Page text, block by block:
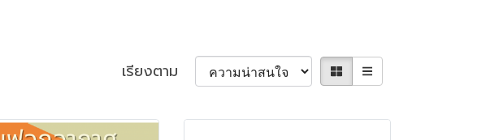
เรียงตาม